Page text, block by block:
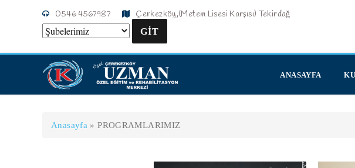
0546 4567987 Çerkezköy,(Metem Lisesi Karşısı) Tekirdağ
ANASAYFA
Anasayfa »PROGRAMLARIMIZ